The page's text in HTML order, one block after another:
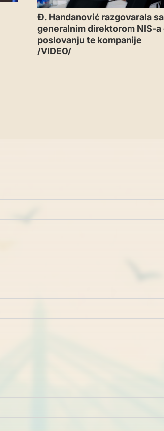
Đ. Handanović razgovarala sa
generalnim direktorom NIS-a
poslovanju te kompanije
/VIDEO/